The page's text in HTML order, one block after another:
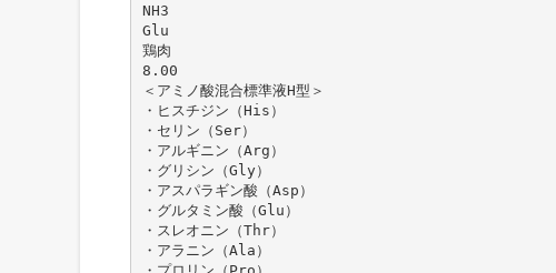
NH3
Glu
鶏肉
8.00
＜アミノ酸混合標準液H型＞
・ヒスチジン（His）
・セリン（Ser）
・アルギニン（Arg）
・グリシン（Gly）
・アスパラギン酸（Asp）
・グルタミン酸（Glu）
・スレオニン（Thr）
・アラニン（Ala）
・プロリン（Pro）